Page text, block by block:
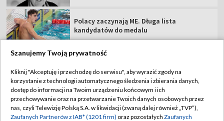
Polacy zaczynają ME. Długa lista
kandydatów do medalu
TVP
Abonament TVP
Sklep TVP
Regulamin TVP
Polityka prywatności
Szanujemy Twoją prywatność
Kliknij "Akceptuję i przechodzę do serwisu", aby wyrazić zgody na
korzystanie z technologii automatycznego śledzenia i zbierania danych,
dostęp do informacji na Twoim urządzeniu końcowym i ich
przechowywanie oraz na przetwarzanie Twoich danych osobowych przez
nas, czyli Telewizję Polską S.A. w likwidacji (zwaną dalej również „TVP”),
Zaufanych Partnerów z IAB* (1201 firm) oraz pozostałych Zaufanych